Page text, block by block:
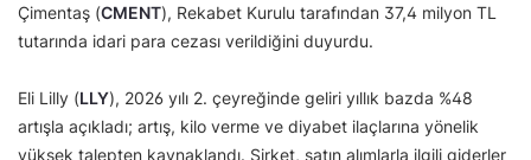
Çimentaş (CMENT), Rekabet Kurulu tarafından 37,4 milyon TL
tutarında idari para cezası verildiğini duyurdu.
Eli Lilly (LLY), 2026 yılı 2. çeyreğinde geliri yıllık bazda %48
artışla açıkladı; artış, kilo verme ve diyabet ilaçlarına yönelik
yüksek talepten kaynaklandı. Şirket, satın alımlarla ilgili giderler